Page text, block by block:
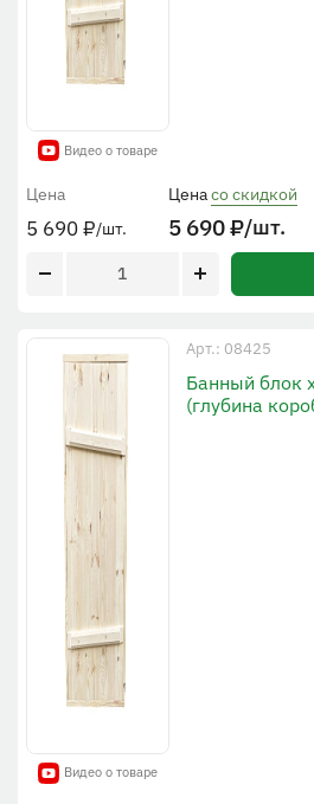
Видео о товаре
Цена
5 690₽/шт.
Ценасо скидкой
5 690₽/шт.
Видео о товаре
Арт.: 08425
Банный блок
(глубина